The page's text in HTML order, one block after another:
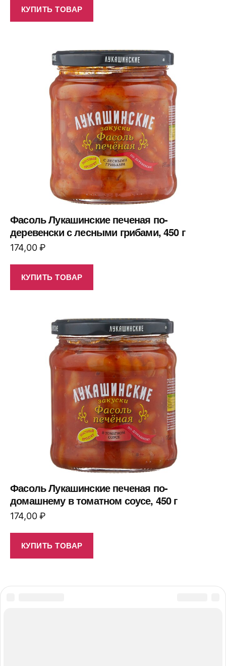
КУПИТЬ ТОВАР
Фасоль Лукашинские печеная по-
деревенски с лесными грибами, 450 г
174,00₽
КУПИТЬ ТОВАР
Фасоль Лукашинские печеная по-
домашнему в томатном соусе, 450 г
174,00₽
КУПИТЬ ТОВАР